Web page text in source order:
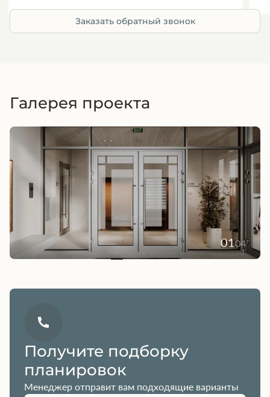
Заказать обратный звонок
Галерея проекта
0104
Получите подборку
планировок
Менеджер отправит вам подходящие варианты